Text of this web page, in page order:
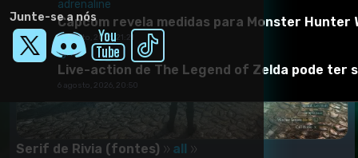
Junte-se a nós
Serif de Rivia (fontes)
all
adrenaline
Capcom revela medidas para Monster Hunter
6 agosto, 2026, 21:21
ign br
Live-action de The Legend of Zelda pode ter
6 agosto, 2026, 20:50